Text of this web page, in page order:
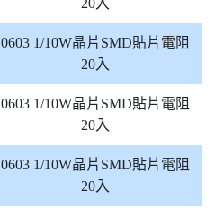
20入
0603 1/10W晶片SMD貼片電阻
20入
0603 1/10W晶片SMD貼片電阻
20入
0603 1/10W晶片SMD貼片電阻
20入